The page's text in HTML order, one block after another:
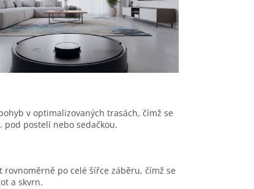
v optimalizovaných trasách, čímž se
postelí nebo sedačkou.
po celé šířce záběru, čímž se
a skvrn.